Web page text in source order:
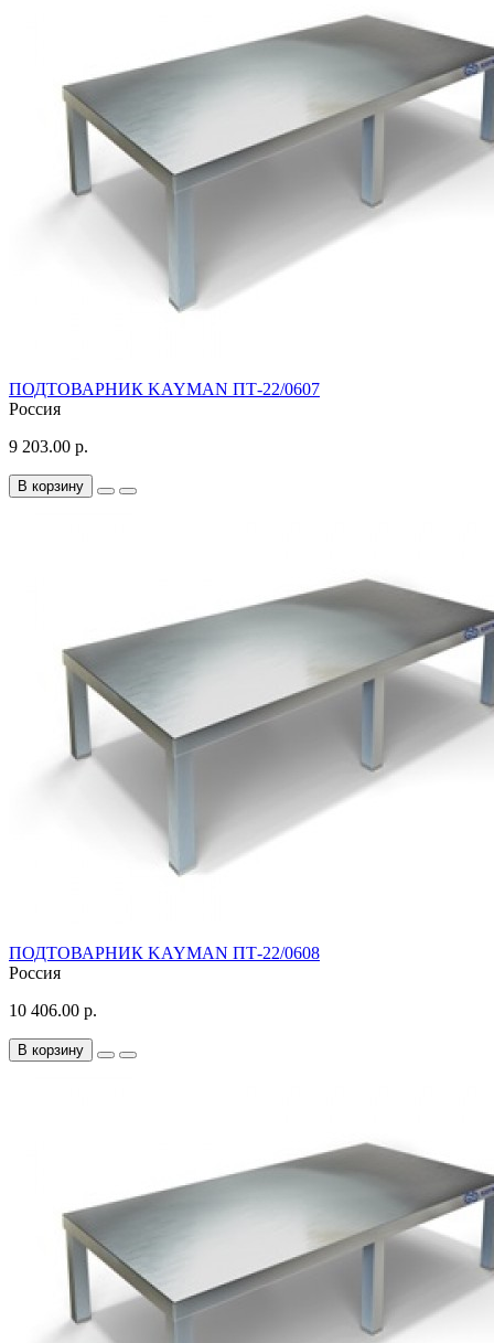
ПОДТОВАРНИК KAYMAN ПТ-22/0607
Россия
9 203.00 р.
В корзину
ПОДТОВАРНИК KAYMAN ПТ-22/0608
Россия
10 406.00 р.
В корзину